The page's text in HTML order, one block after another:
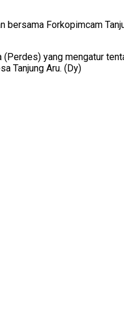
Forkopimcam
yang mengatur
Tanjung Aru. (Dy)